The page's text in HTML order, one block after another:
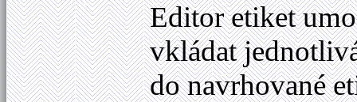
Editor etiket
vkládat
do navrhované